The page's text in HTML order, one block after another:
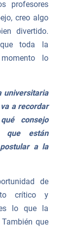
profesores
creo algo
divertido.
toda la
lo
universitaria
a recordar
consejo
que están
a la
de
crítico y
lo que la
que